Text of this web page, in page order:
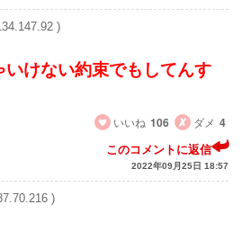
)
いけない約束でもしてんす
いいね 106 ダメ 4
このコメントに返信
2022年09月25日 18:57
)